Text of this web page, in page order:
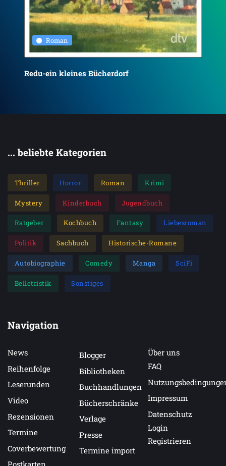
Roman
Redu-ein kleines Bücherdorf
... beliebte Kategorien
Thriller Horror Roman Krimi
Mystery Kinderbuch Jugendbuch
Ratgeber Kochbuch Fantasy Liebesroman
Politik Sachbuch Historische-Romane
Autobiographie Comedy Manga SciFi
Belletristik Sonstiges
Navigation
News
Reihenfolge
Leserunden
Video
Rezensionen
Termine
Coverbewertung
Blogger
Bibliotheken
Buchhandlungen
Bücherschränke
Verlage
Presse
Termine import
Über uns
FAQ
Impressum
Datenschutz
Login
Registrieren